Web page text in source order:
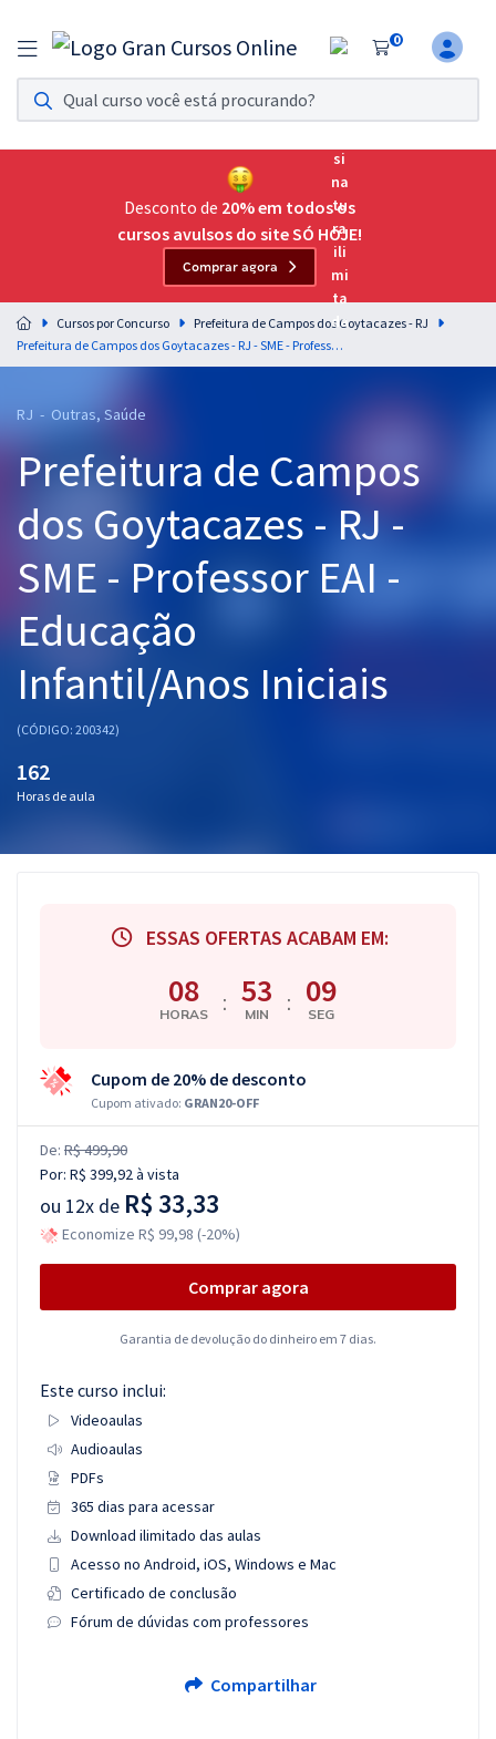
0
Assinatura Ilimitada 11
Acesso a todos os cursos. Teste grátis por 7 dias!
Assinatura OAB Até Passar
Acesso ilimitado a toda preparação para o Exame da
Residências Multiprofissionais
Preparação completa e intensiva para as principais
residências em saúde do Brasil
Cursos 20% OFF
Pós
Graduação
OAB
Mentorias
Questões grátis
Conteúdo gratuito
Aprovados
Desconto de 20% em todos os
cursos avulsos do site SÓ HOJE!
Comprar agora
Cursos por Concurso
Prefeitura de Campos dos Goytacazes - RJ
Prefeitura de Campos dos Goytacazes - RJ - SME - Professor EAI - Educação Infantil/Anos Iniciais
RJ - Outras, Saúde
Prefeitura de Campos
dos Goytacazes - RJ -
SME - Professor EAI -
Educação
Infantil/Anos Iniciais
(CÓDIGO: 200342)
162
Horas de aula
ESSAS OFERTAS ACABAM EM:
08
HORAS : 53
MIN : 08
SEG
Cupom de 20% de desconto
Cupom ativado: GRAN20-OFF
De: R$ 499,90
Por: R$ 399,92à vista
ou 12x de R$ 33,33
Economize R$ 99,98 (-20%)
Comprar agora
Garantia de devolução do dinheiro em 7 dias.
Este curso inclui:
Videoaulas
Audioaulas
PDFs
365 dias para acessar
Download ilimitado das aulas
Acesso no Android, iOS, Windows e Mac
Certificado de conclusão
Fórum de dúvidas com professores
Compartilhar